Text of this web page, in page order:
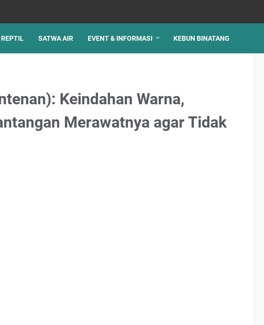
REPTIL SATWA AIR EVENT & INFORMASI KEBUN BINATANG
Keindahan Warna,
Merawatnya agar Tidak